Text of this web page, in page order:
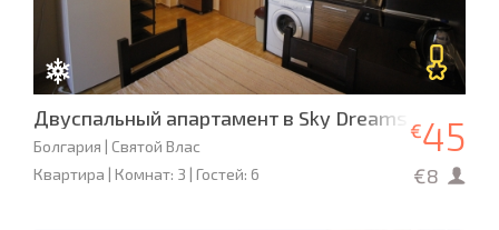
Двуспальный апартамент в Sky Dreams
Болгария | Святой Влас
Квартира | Комнат: 3 | Гостей: 6
€45
€8